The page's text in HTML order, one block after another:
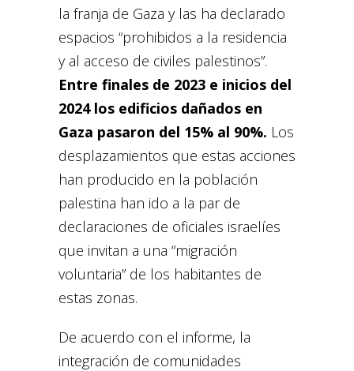
la franja de Gaza y las ha declarado
espacios “prohibidos a la residencia
y al acceso de civiles palestinos”.
Entre finales de 2023 e inicios del
2024 los edificios dañados en
Gaza pasaron del 15% al 90%. Los
desplazamientos que estas acciones
han producido en la población
palestina han ido a la par de
declaraciones de oficiales israelíes
que invitan a una “migración
voluntaria” de los habitantes de
estas zonas.
De acuerdo con el informe, la
integración de comunidades